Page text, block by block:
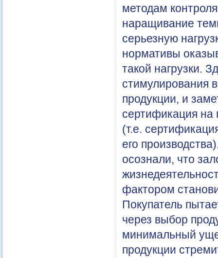
методам
наращивание
серьезную
нормативы
такой нагрузки.
стимулирования
продукции, и
сертификация на
(т.е.
его
осознали, что
фактором
Покупатель
через выбор
минимальный
продукции